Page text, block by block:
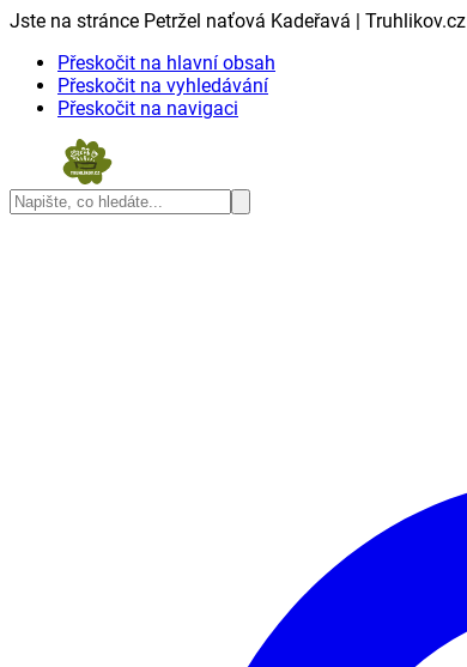
Jste na stránce Petržel naťová Kadeřavá | Truhlikov.cz
Přeskočit na hlavní obsah
Přeskočit na vyhledávání
Přeskočit na navigaci